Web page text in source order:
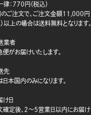
律：770円（税込）
ご注文で、ご注文金額11,000円
）以上の場合は送料無料となります。
業者
便がお届けいたします。
先
日本国内のみになります。
日
確定後、2～5営業日以内にお届け